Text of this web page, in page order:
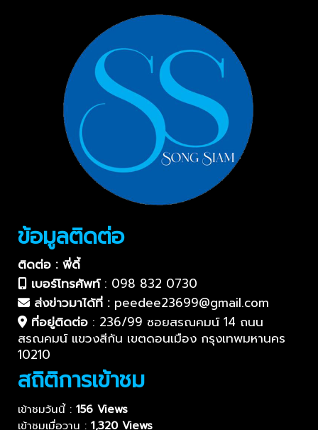
ข้อมูลติดต่อ
ติดต่อ : พี่ดี้
เบอร์โทรศัพท์: 098 832 0730
ส่งข่าวมาได้ที่ : peedee23699@gmail.com
ที่อยู่ติดต่อ : 236/99 ซอยสรณคมน์ 14 ถนน
สรณคมน์ แขวงสีกัน เขตดอนเมือง กรุงเทพมหานคร
10210
สถิติการเข้าชม
เข้าชมวันนี้ : 156 Views
เข้าชมเมื่อวาน : 1,320 Views